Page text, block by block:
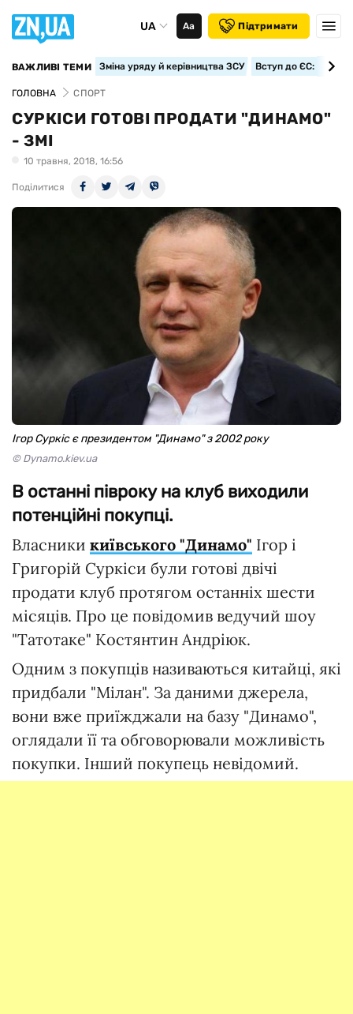
UA Аа Підтримати
ВАЖЛИВІ ТЕМИ Зміна уряду й керівництва ЗСУ Вступ до ЄС:
ГОЛОВНА СПОРТ
СУРКІСИ ГОТОВІ ПРОДАТИ "ДИНАМО"
- ЗМІ
10 травня, 2018, 16:56
Поділитися
Ігор Суркіс є президентом "Динамо" з 2002 року
© Dynamo.kiev.ua
В останні півроку на клуб виходили
потенційні покупці.
Власники київського "Динамо" Ігор і
Григорій Суркіси були готові двічі
продати клуб протягом останніх шести
місяців. Про це повідомив ведучий шоу
"Татотаке" Костянтин Андріюк.
Одним з покупців називаються китайці, які
придбали "Мілан". За даними джерела,
вони вже приїжджали на базу "Динамо",
оглядали її та обговорювали можливість
покупки. Інший покупець невідомий.